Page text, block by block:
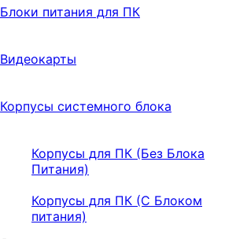
Блоки питания для ПК
Видеокарты
Корпусы системного блока
Корпусы для ПК (Без Блока
Питания)
Корпусы для ПК (С Блоком
питания)